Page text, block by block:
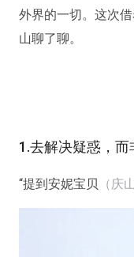
外界的一切。这次
山聊了聊。
1.去解决疑惑，
“提到安妮宝贝 （庆